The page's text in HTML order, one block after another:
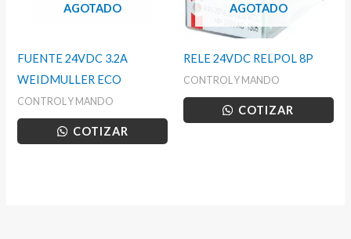
AGOTADO
FUENTE 24VDC 3.2A
WEIDMULLER ECO
CONTROL Y MANDO
COTIZAR
AGOTADO
RELE 24VDC RELPOL 8P
CONTROL Y MANDO
COTIZAR